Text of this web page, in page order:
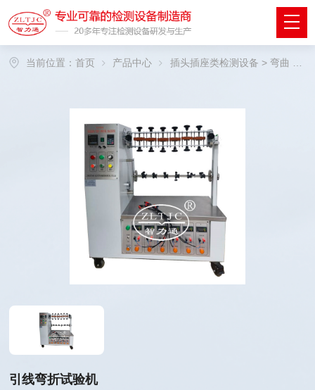
当前位置：首页 产品中心 插头插座类检测设备 >弯曲
引线弯折试验机